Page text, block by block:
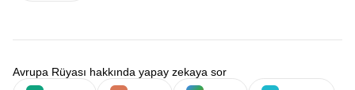
Avrupa Rüyası hakkında yapay zekaya sor